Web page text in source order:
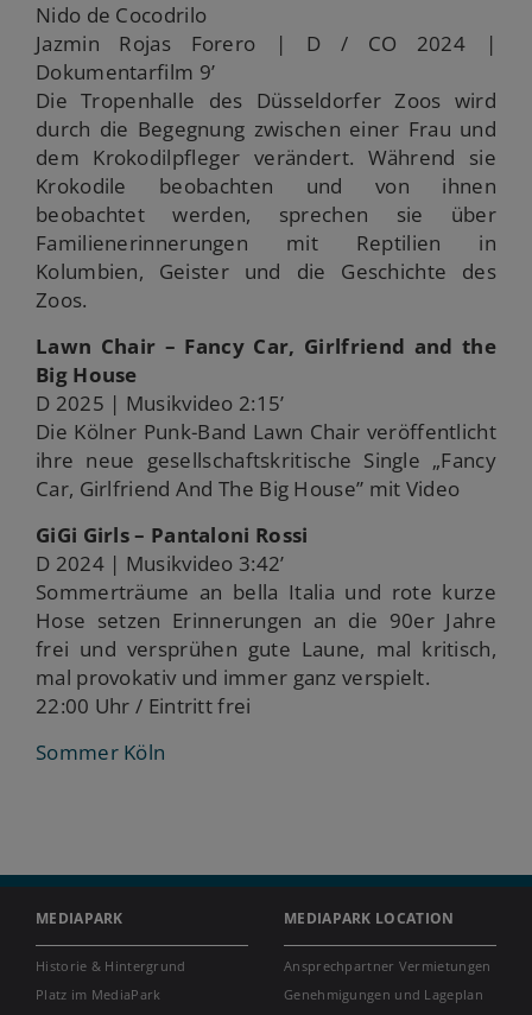
Nido de Cocodrilo
Jazmin Rojas Forero | D / CO 2024 |
Dokumentarfilm 9’
Die Tropenhalle des Düsseldorfer Zoos wird
durch die Begegnung zwischen einer Frau und
dem Krokodilpfleger verändert. Während sie
Krokodile beobachten und von ihnen
beobachtet werden, sprechen sie über
Familienerinnerungen mit Reptilien in
Kolumbien, Geister und die Geschichte des
Zoos.
Lawn Chair – Fancy Car, Girlfriend and the
Big House
D 2025 | Musikvideo 2:15’
Die Kölner Punk-Band Lawn Chair veröffentlicht
ihre neue gesellschaftskritische Single „Fancy
Car, Girlfriend And The Big House” mit Video
GiGi Girls – Pantaloni Rossi
D 2024 | Musikvideo 3:42’
Sommerträume an bella Italia und rote kurze
Hose setzen Erinnerungen an die 90er Jahre
frei und versprühen gute Laune, mal kritisch,
mal provokativ und immer ganz verspielt.
22:00 Uhr / Eintritt frei
Sommer Köln
MEDIAPARK
Historie & Hintergrund
Platz im MediaPark
MEDIAPARK LOCATION
Ansprechpartner Vermietungen
Genehmigungen und Lageplan